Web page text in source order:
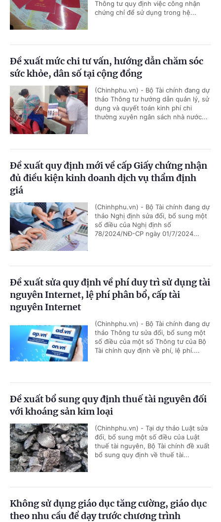
Thông tư quy định việc công nhận
chứng chỉ để sử dụng trong hệ...
Đề xuất mức chi tư vấn, hướng dẫn chăm sóc
sức khỏe, dân số tại cộng đồng
(Chinhphu.vn) - Bộ Tài chính đang dự
thảo Thông tư hướng dẫn quản lý, sử
dụng và quyết toán kinh phí chi
thường xuyên ngân sách nhà nước...
Đề xuất quy định mới về cấp Giấy chứng nhận
đủ điều kiện kinh doanh dịch vụ thẩm định
giá
(Chinhphu.vn) - Bộ Tài chính đang dự
thảo Nghị định sửa đổi, bổ sung một
số điều của Nghị định số
78/2024/NĐ-CP ngày 01/7/2024...
Đề xuất sửa quy định về phí duy trì sử dụng tài
nguyên Internet, lệ phí phân bổ, cấp tài
nguyên Internet
(Chinhphu.vn) - Bộ Tài chính đang dự
thảo Thông tư sửa đổi, bổ sung một
số điều của một số Thông tư của Bộ
Tài chính quy định về phí, lệ phí....
Đề xuất bổ sung quy định thuế tài nguyên đối
với khoáng sản kim loại
(Chinhphu.vn) - Tại dự thảo Luật sửa
đổi, bổ sung một số điều của Luật
thuế tài nguyên, Bộ Tài chính đề xuất
bổ sung quy định về thuế tài...
Không sử dụng giáo dục tăng cường, giáo dục
theo nhu cầu để dạy trước chương trình